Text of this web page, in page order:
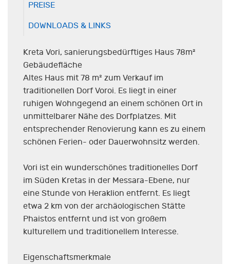
PREISE
DOWNLOADS & LINKS
Kreta Vori, sanierungsbedürftiges Haus 78m²
Gebäudefläche
Altes Haus mit 78 m² zum Verkauf im
traditionellen Dorf Voroi. Es liegt in einer
ruhigen Wohngegend an einem schönen Ort in
unmittelbarer Nähe des Dorfplatzes. Mit
entsprechender Renovierung kann es zu einem
schönen Ferien- oder Dauerwohnsitz werden.
Vori ist ein wunderschönes traditionelles Dorf
im Süden Kretas in der Messara-Ebene, nur
eine Stunde von Heraklion entfernt. Es liegt
etwa 2 km von der archäologischen Stätte
Phaistos entfernt und ist von großem
kulturellem und traditionellem Interesse.
Eigenschaftsmerkmale